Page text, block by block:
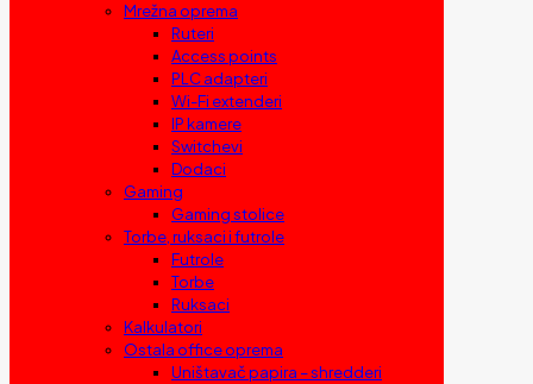
Mrežna oprema
Ruteri
Access points
PLC adapteri
Wi-Fi extenderi
IP kamere
Switchevi
Dodaci
Gaming
Gaming stolice
Torbe, ruksaci i futrole
Futrole
Torbe
Ruksaci
Kalkulatori
Ostala office oprema
Uništavač papira – shredderi